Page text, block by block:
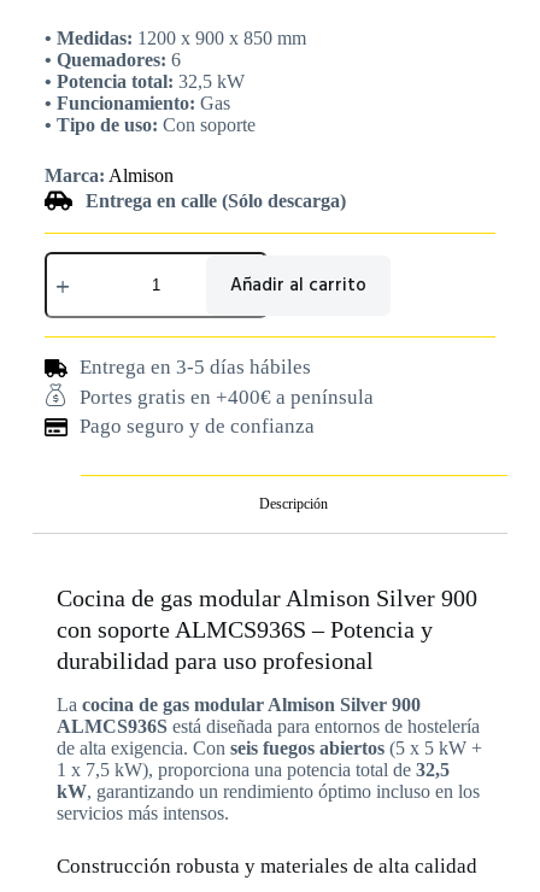
• Medidas: 1200 x 900 x 850 mm
• Quemadores: 6
• Potencia total: 32,5 kW
• Funcionamiento: Gas
• Tipo de uso: Con soporte
Marca: Almison
Entrega en calle (Sólo descarga)
Añadir al carrito
Entrega en 3-5 días hábiles
Portes gratis en +400€ a península
Pago seguro y de confianza
Descripción
Cocina de gas modular Almison Silver 900
con soporte ALMCS936S – Potencia y
durabilidad para uso profesional
La cocina de gas modular Almison Silver 900
ALMCS936Sestá diseñada para entornos de hostelería
de alta exigencia. Con seis fuegos abiertos(5 x 5 kW +
1 x 7,5 kW), proporciona una potencia total de 32,5
kW, garantizando un rendimiento óptimo incluso en los
servicios más intensos.
Construcción robusta y materiales de alta calidad